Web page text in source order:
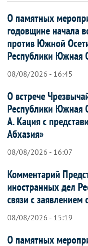
О памятных
годовщине начала
против Южной
Республики Южная
08/08/2026 - 16:45
О встрече
Республики Южная
А. Кация с
Абхазия»
08/08/2026 - 16:07
Комментарий
иностранных дел
связи с заявлением
08/08/2026 - 15:19
О памятных